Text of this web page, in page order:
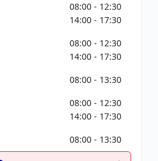
08:00 - 12:30
14:00 - 17:30
08:00 - 12:30
14:00 - 17:30
08:00 - 13:30
08:00 - 12:30
14:00 - 17:30
08:00 - 13:30